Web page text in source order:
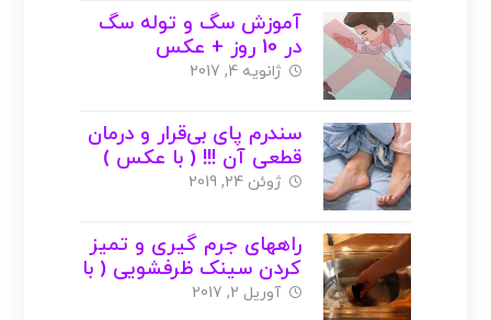
آموزش سگ و توله سگ
در 10 روز + عکس
ژانویه 4, 2017
سندرم پای بی‌قرار و درمان
قطعی آن !!! ( با عکس )
ژوئن 24, 2019
راههای جرم گیری و تمیز
کردن سینک ظرفشویی ( با
عکس )
آوریل 2, 2017